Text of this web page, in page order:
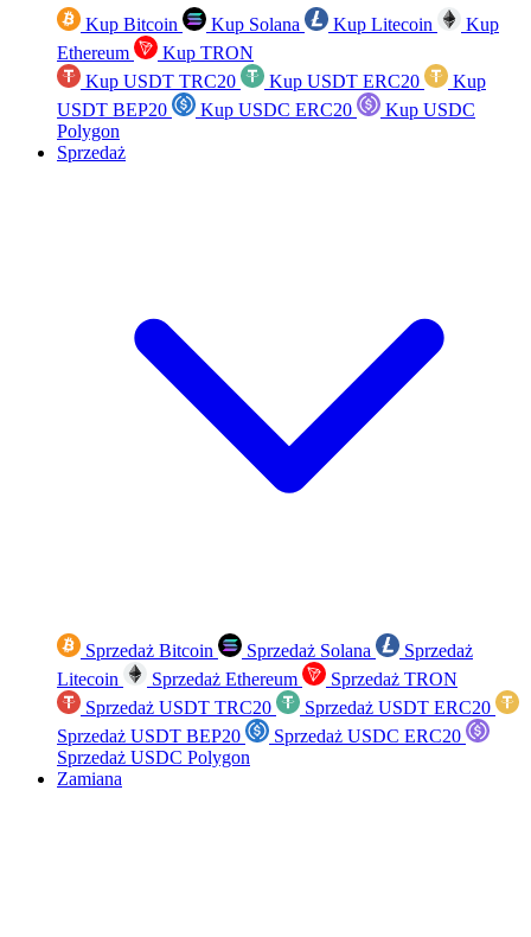
Kup Bitcoin Kup Solana Kup Litecoin
Kup
Ethereum
Kup TRON
Kup USDT TRC20
Kup USDT ERC20
Kup
USDT BEP20
Kup USDC ERC20
Kup USDC
Polygon
Sprzedaż
Sprzedaż Bitcoin Sprzedaż Solana
Sprzedaż
Litecoin
Sprzedaż Ethereum
Sprzedaż TRON
Sprzedaż USDT TRC20
Sprzedaż USDT ERC20
Sprzedaż USDT BEP20
Sprzedaż USDC ERC20
Sprzedaż USDC Polygon
Zamiana